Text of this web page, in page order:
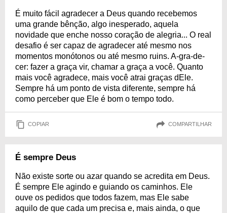
É muito fácil agradecer a Deus quando recebemos
uma grande bênção, algo inesperado, aquela
novidade que enche nosso coração de alegria... O real
desafio é ser capaz de agradecer até mesmo nos
momentos monótonos ou até mesmo ruins. A-gra-de-
cer: fazer a graça vir, chamar a graça a você. Quanto
mais você agradece, mais você atrai graças dEle.
Sempre há um ponto de vista diferente, sempre há
como perceber que Ele é bom o tempo todo.
COPIAR COMPARTILHAR
É sempre Deus
Não existe sorte ou azar quando se acredita em Deus.
É sempre Ele agindo e guiando os caminhos. Ele
ouve os pedidos que todos fazem, mas Ele sabe
aquilo de que cada um precisa e, mais ainda, o que